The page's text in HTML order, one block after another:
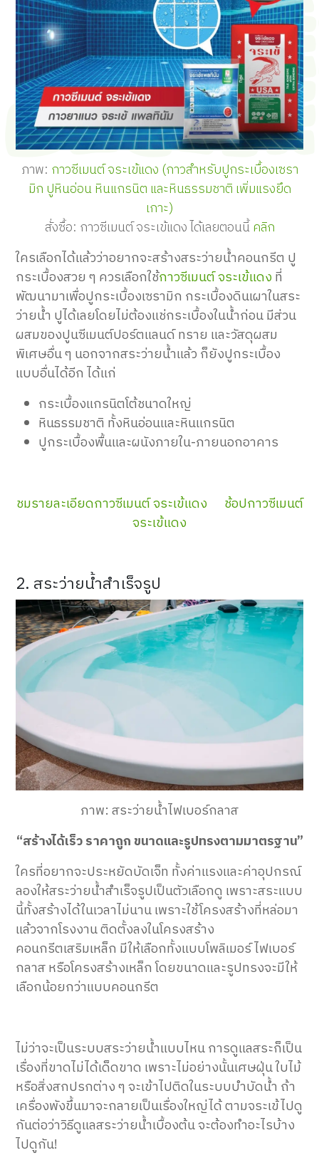
ภาพ: กาวซีเมนต์ จระเข้แดง (กาวสำหรับปูกระเบื้องเซรา
มิก ปูหินอ่อน หินแกรนิต และหินธรรมชาติ เพิ่มแรงยึด
เกาะ)
สั่งซื้อ: กาวซีเมนต์ จระเข้แดง ได้เลยตอนนี้คลิก
ใครเลือกได้แล้วว่าอยากจะสร้างสระว่ายน้ำคอนกรีต ปู
กระเบื้องสวย ๆ ควรเลือกใช้กาวซีเมนต์ จระเข้แดง ที่
พัฒนามาเพื่อปูกระเบื้องเซรามิก กระเบื้องดินเผาในสระ
ว่ายน้ำ ปูได้เลยโดยไม่ต้องแช่กระเบื้องในน้ำก่อน มีส่วน
ผสมของปูนซีเมนต์ปอร์ตแลนด์ ทราย และวัสดุผสม
พิเศษอื่น ๆ นอกจากสระว่ายน้ำแล้ว ก็ยังปูกระเบื้อง
แบบอื่นได้อีก ได้แก่
กระเบื้องแกรนิตโต้ชนาดใหญ่
หินธรรมชาติ ทั้งหินอ่อนและหินแกรนิต
ปูกระเบื้องพื้นและผนังภายใน-ภายนอกอาคาร
ชมรายละเอียดกาวซีเมนต์ จระเข้แดง
ช้อปกาวซีเมนต์
จระเข้แดง
2. สระว่ายน้ำสำเร็จรูป
ภาพ: สระว่ายน้ำไฟเบอร์กลาส
“สร้างได้เร็ว ราคาถูก ขนาดและรูปทรงตามมาตรฐาน”
ใครที่อยากจะประหยัดบัดเจ็ท ทั้งค่าแรงและค่าอุปกรณ์
ลองให้สระว่ายน้ำสำเร็จรูปเป็นตัวเลือกดู เพราะสระแบบ
นี้ทั้งสร้างได้ในเวลาไม่นาน เพราะใช้โครงสร้างที่หล่อมา
แล้วจากโรงงาน ติดตั้งลงในโครงสร้าง
คอนกรีตเสริมเหล็ก มีให้เลือกทั้งแบบโพลิเมอร์ ไฟเบอร์
กลาส หรือโครงสร้างเหล็ก โดยขนาดและรูปทรงจะมีให้
เลือกน้อยกว่าแบบคอนกรีต
ไม่ว่าจะเป็นระบบสระว่ายน้ำแบบไหน การดูแลสระก็เป็น
เรื่องที่ขาดไม่ได้เด็ดขาด เพราะไม่อย่างนั้นเศษฝุ่น ใบไม้
หรือสิ่งสกปรกต่าง ๆ จะเข้าไปติดในระบบบำบัดน้ำ ถ้า
เครื่องพังขึ้นมาจะกลายเป็นเรื่องใหญ่ได้ ตามจระเข้ไปดู
กันต่อว่าวิธีดูแลสระว่ายน้ำเบื้องต้น จะต้องทำอะไรบ้าง
ไปดูกัน!